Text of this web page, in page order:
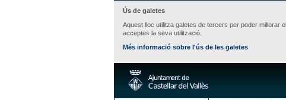
Ús de galetes
Aquest lloc utilitza galetes de tercers per poder millorar
acceptes la seva utilització.
Més informació sobre l'ús de les galetes